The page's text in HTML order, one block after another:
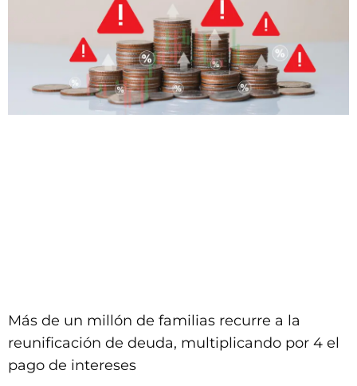
Más de un millón de familias recurre a la
reunificación de deuda, multiplicando por 4 el
pago de intereses